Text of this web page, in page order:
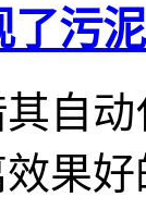
了污
自
果